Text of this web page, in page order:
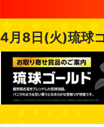
4月8日(火)琉球